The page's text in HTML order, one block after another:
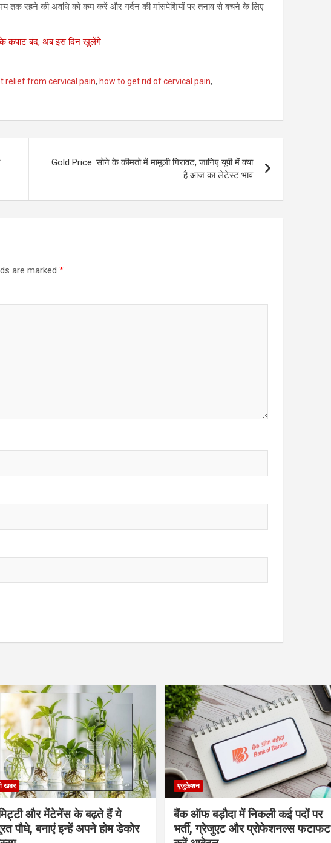
तक रहने की अवधि को कम करें और गर्दन की मांसपेशियों पर तनाव से बचने के लिए
कपाट बंद, अब इस दिन खुलेंगे
relief from cervical pain, how to get rid of cervical pain,
Gold Price: सोने के कीमतो में मामूली गिरावट, जानिए यूपी में क्या
है आज का लेटेस्ट भाव
are marked *
खबर
मिट्टी और मेंटेनेंस के बढ़ते हैं ये
पौधे, बनाएं इन्‍हें अपने होम डेकोर
एजुकेशन
बैंक ऑफ बड़ौदा में निकली कई पदों पर
भर्ती, ग्रेजुएट और प्रोफेशनल्स फटाफट